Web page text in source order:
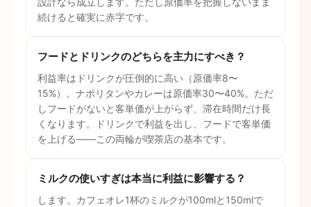
続けると確実に赤字です。
フードとドリンクのどちらを主力にすべき？
利益率はドリンクが圧倒的に高い（原価率8〜
15%）。ナポリタンやカレーは原価率30〜40%。ただ
しフードがないと客単価が上がらず、滞在時間だけ長
くなります。ドリンクで利益を出し、フードで客単価
を上げる——この両輪が喫茶店の基本です。
ミルクの使いすぎは本当に利益に影響する？
します。カフェオレ1杯のミルクが100mlと150mlで